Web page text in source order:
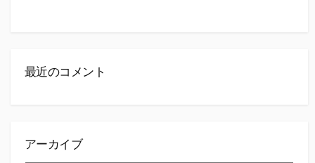
最近のコメント
アーカイブ